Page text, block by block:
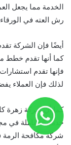
الخدمة مما يجعل
رش العته في
أيضًا فإن الشركة
كما أنها تقدم خطط
فإنها تقدم
لذلك فإن العملاء
كما أن شركة زهرة
خدمات شاملة في
شركة مكافحة الرمة